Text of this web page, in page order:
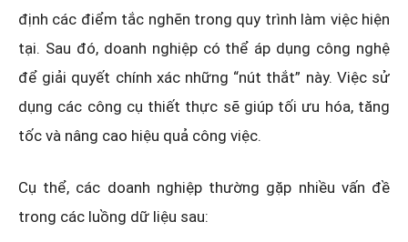
định các điểm tắc nghẽn trong quy trình làm việc hiện
tại. Sau đó, doanh nghiệp có thể áp dụng công nghệ
để giải quyết chính xác những “nút thắt” này. Việc sử
dụng các công cụ thiết thực sẽ giúp tối ưu hóa, tăng
tốc và nâng cao hiệu quả công việc.
Cụ thể, các doanh nghiệp thường gặp nhiều vấn đề
trong các luồng dữ liệu sau: